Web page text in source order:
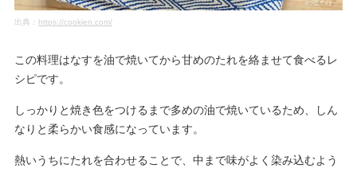
出典： https://cookien.com/
この料理はなすを油で焼いてから甘めのたれを絡ませて食べるレ
シピです。
しっかりと焼き色をつけるまで多めの油で焼いているため、しん
なりと柔らかい食感になっています。
熱いうちにたれを合わせることで、中まで味がよく染み込むよう